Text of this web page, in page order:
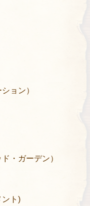
ョン）
・ガーデン）
ント)